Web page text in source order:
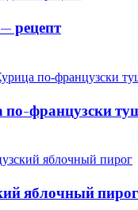
рецепт
французски
яблочный пирог